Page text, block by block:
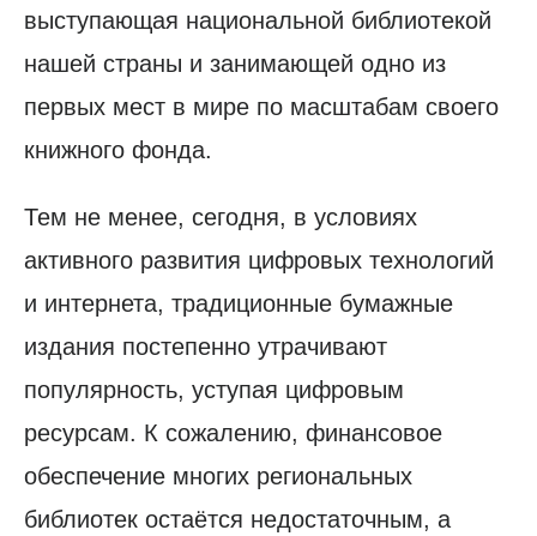
выступающая национальной библиотекой
нашей страны и занимающей одно из
первых мест в мире по масштабам своего
книжного фонда.
Тем не менее, сегодня, в условиях
активного развития цифровых технологий
и интернета, традиционные бумажные
издания постепенно утрачивают
популярность, уступая цифровым
ресурсам. К сожалению, финансовое
обеспечение многих региональных
библиотек остаётся недостаточным, а